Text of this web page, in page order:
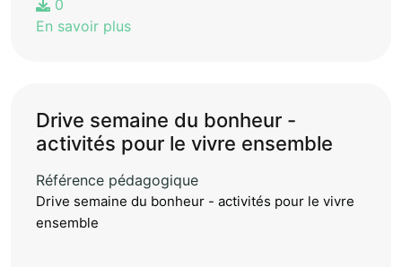
0
En savoir plus
Drive semaine du bonheur -
activités pour le vivre ensemble
Référence pédagogique
Drive semaine du bonheur - activités pour le vivre
ensemble